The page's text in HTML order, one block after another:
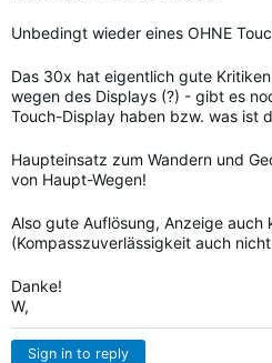
Unbedingt wieder eines OHNE
Das 30x hat eigentlich gute
wegen des Displays (?) - gibt es
Touch-Display haben bzw. was ist
Haupteinsatz zum Wandern und
von Haupt-Wegen!
Also gute Auflösung, Anzeige auch
(Kompasszuverlässigkeit auch
Danke!
W,
Sign in to reply